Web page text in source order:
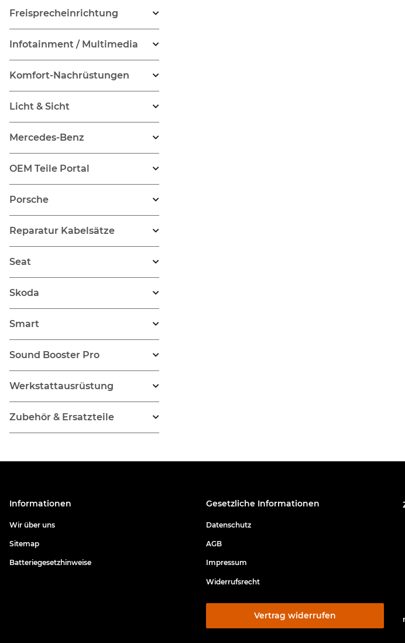
Freisprecheinrichtung
Infotainment / Multimedia
Komfort-Nachrüstungen
Licht & Sicht
Mercedes-Benz
OEM Teile Portal
Porsche
Reparatur Kabelsätze
Seat
Skoda
Smart
Sound Booster Pro
Werkstattausrüstung
Zubehör & Ersatzteile
Informationen
Wir über uns
Sitemap
Batteriegesetzhinweise
Gesetzliche Informationen
Datenschutz
AGB
Impressum
Widerrufsrecht
Vertrag widerrufen